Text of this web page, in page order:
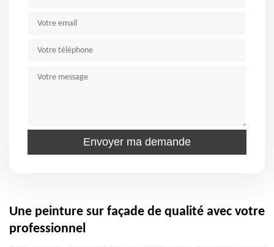
Une peinture sur façade de qualité avec votre
professionnel